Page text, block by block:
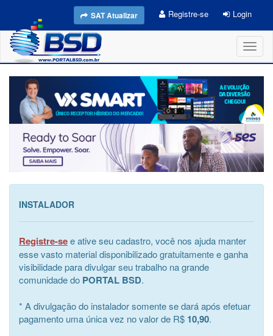
SAT Atualizar Registre-se Login
INSTALADOR
Registre-see ative seu cadastro, você nos ajuda manter
esse vasto material disponibilizado gratuitamente e ganha
visibilidade para divulgar seu trabalho na grande
comunidade do PORTAL BSD.
* A divulgação do instalador somente se dará após efetuar
pagamento uma única vez no valor de R$ 10,90.